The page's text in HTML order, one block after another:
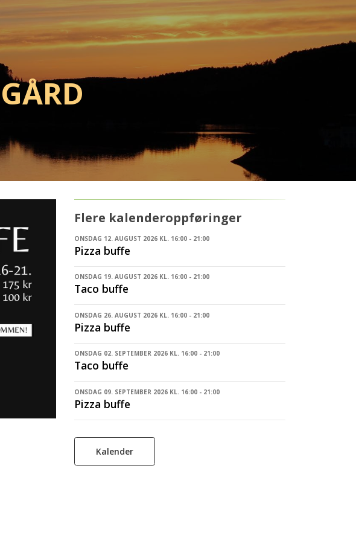
Flere kalenderoppføringer
ONSDAG 12. AUGUST 2026 KL. 16:00 - 21:00
Pizza buffe
ONSDAG 19. AUGUST 2026 KL. 16:00 - 21:00
Taco buffe
ONSDAG 26. AUGUST 2026 KL. 16:00 - 21:00
Pizza buffe
ONSDAG 02. SEPTEMBER 2026 KL. 16:00 - 21:00
Taco buffe
ONSDAG 09. SEPTEMBER 2026 KL. 16:00 - 21:00
Pizza buffe
Kalender